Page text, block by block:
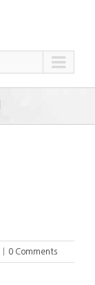
0 Comments